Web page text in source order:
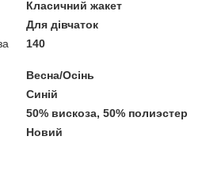
Класичний жакет
Для дівчаток
140
Весна/Осінь
Синій
50% вискоза, 50% полиэстер
Новий